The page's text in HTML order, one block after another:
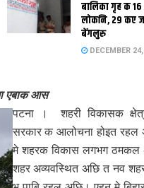
बालिका गृह क 16
लोकनि, 29 कए
बेंगलुरु
DECEMBER
एबाक आस
पटना । शहरी विकासक
सरकार क आलोचना होइत रहल
मे शहरक विकास लगभग ठमकल
शहर अव्यवस्थित अछि त नव शहर